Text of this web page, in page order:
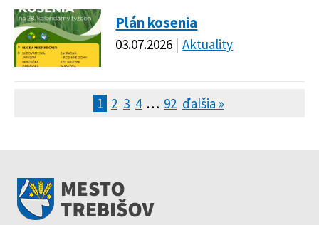
Plán kosenia
03.07.2026 Aktuality
1 2 3 4 … 92 ďalšia »